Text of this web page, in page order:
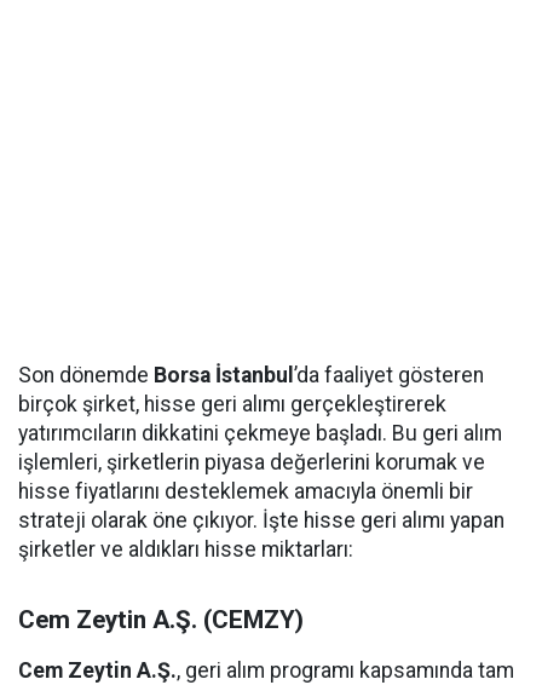
Son dönemde Borsa İstanbul ’da faaliyet gösteren
birçok şirket, hisse geri alımı gerçekleştirerek
yatırımcıların dikkatini çekmeye başladı. Bu geri alım
işlemleri, şirketlerin piyasa değerlerini korumak ve
hisse fiyatlarını desteklemek amacıyla önemli bir
strateji olarak öne çıkıyor. İşte hisse geri alımı yapan
şirketler ve aldıkları hisse miktarları:
Cem Zeytin A.Ş. (CEMZY)
Cem Zeytin A.Ş., geri alım programı kapsamında tam